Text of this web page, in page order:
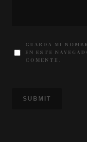
GUARDA MI
EN ESTE
COMENTE.